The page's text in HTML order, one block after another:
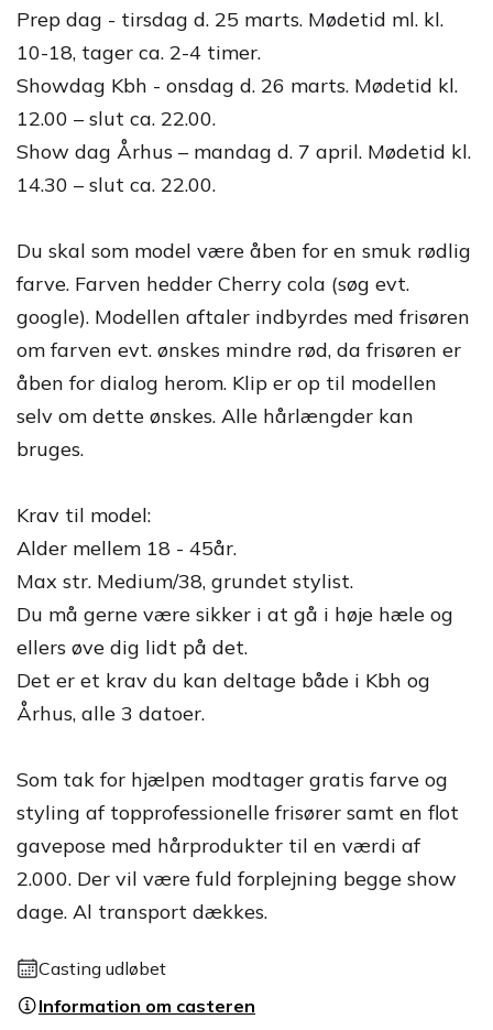
Prep dag - tirsdag d. 25 marts. Mødetid ml. kl.
10-18, tager ca. 2-4 timer.
Showdag Kbh - onsdag d. 26 marts. Mødetid kl.
12.00 – slut ca. 22.00.
Show dag Århus – mandag d. 7 april. Mødetid kl.
14.30 – slut ca. 22.00.
Du skal som model være åben for en smuk rødlig
farve. Farven hedder Cherry cola (søg evt.
google). Modellen aftaler indbyrdes med frisøren
om farven evt. ønskes mindre rød, da frisøren er
åben for dialog herom. Klip er op til modellen
selv om dette ønskes. Alle hårlængder kan
bruges.
Krav til model:
Alder mellem 18 - 45år.
Max str. Medium/38, grundet stylist.
Du må gerne være sikker i at gå i høje hæle og
ellers øve dig lidt på det.
Det er et krav du kan deltage både i Kbh og
Århus, alle 3 datoer.
Som tak for hjælpen modtager gratis farve og
styling af topprofessionelle frisører samt en flot
gavepose med hårprodukter til en værdi af
2.000. Der vil være fuld forplejning begge show
dage. Al transport dækkes.
Casting udløbet
Information om casteren